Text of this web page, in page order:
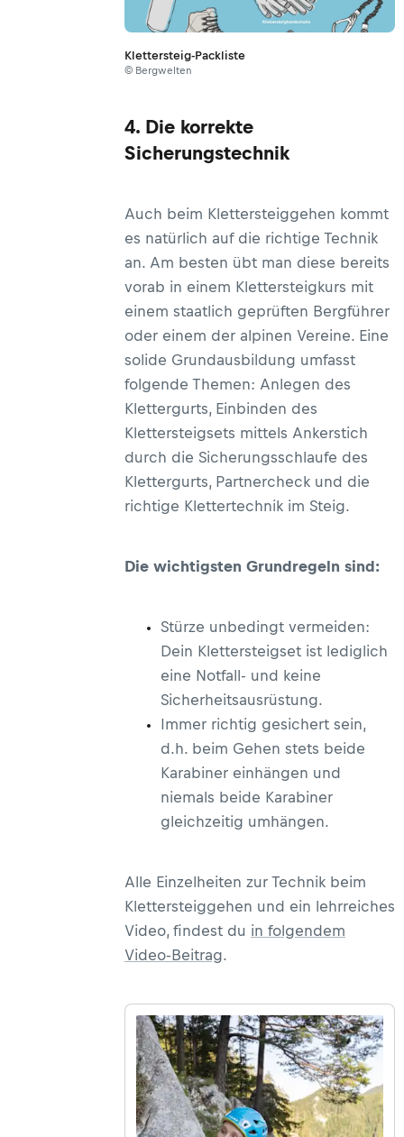
Klettersteig-Packliste
© Bergwelten
4. Die korrekte
Sicherungstechnik
Auch beim Klettersteiggehen kommt
es natürlich auf die richtige Technik
an. Am besten übt man diese bereits
vorab in einem Klettersteigkurs mit
einem staatlich geprüften Bergführer
oder einem der alpinen Vereine. Eine
solide Grundausbildung umfasst
folgende Themen: Anlegen des
Klettergurts, Einbinden des
Klettersteigsets mittels Ankerstich
durch die Sicherungsschlaufe des
Klettergurts, Partnercheck und die
richtige Klettertechnik im Steig.
Die wichtigsten Grundregeln sind:
Stürze unbedingt vermeiden:
Dein Klettersteigset ist lediglich
eine Notfall- und keine
Sicherheitsausrüstung.
Immer richtig gesichert sein,
d.h. beim Gehen stets beide
Karabiner einhängen und
niemals beide Karabiner
gleichzeitig umhängen.
Alle Einzelheiten zur Technik beim
Klettersteiggehen und ein lehrreiches
Video, findest du in folgendem
Video-Beitrag.